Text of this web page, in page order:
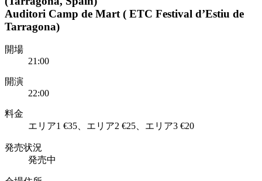
Auditori Camp de Mart ( ETC Festival d’Estiu de
Tarragona)
開場
21:00
開演
22:00
料金
エリア1 €35、エリア2 €25、エリア3 €20
発売状況
発売中